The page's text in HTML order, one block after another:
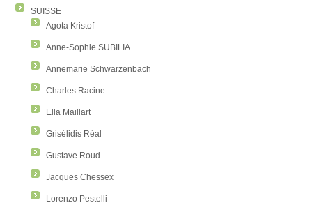
SUISSE
Agota Kristof
Anne-Sophie SUBILIA
Annemarie Schwarzenbach
Charles Racine
Ella Maillart
Grisélidis Réal
Gustave Roud
Jacques Chessex
Lorenzo Pestelli